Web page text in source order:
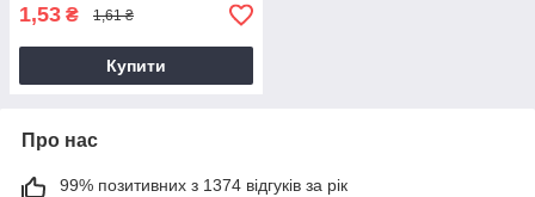
1,53 ₴ 1,61 ₴
Купити
Про нас
99% позитивних з 1374 відгуків за рік